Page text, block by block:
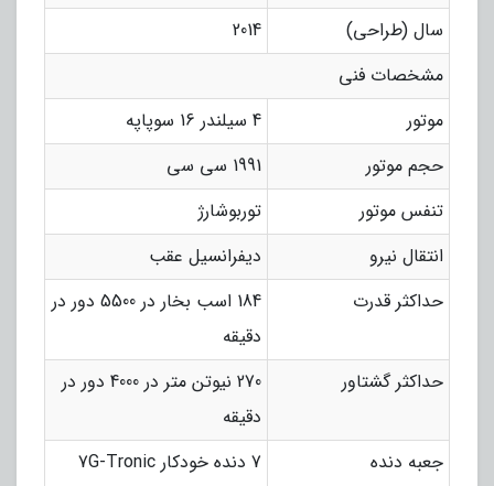
سال (طراحی)
2014
مشخصات فنی
موتور
4 سیلندر 16 سوپاپه
حجم موتور
1991 سی سی
تنفس موتور
توربوشارژ
انتقال نیرو
دیفرانسیل عقب
حداکثر قدرت
184 اسب بخار در 5500 دور در
دقیقه
حداکثر گشتاور
270 نیوتن متر در 4000 دور در
دقیقه
جعبه دنده
7 دنده خودکار 7G-Tronic